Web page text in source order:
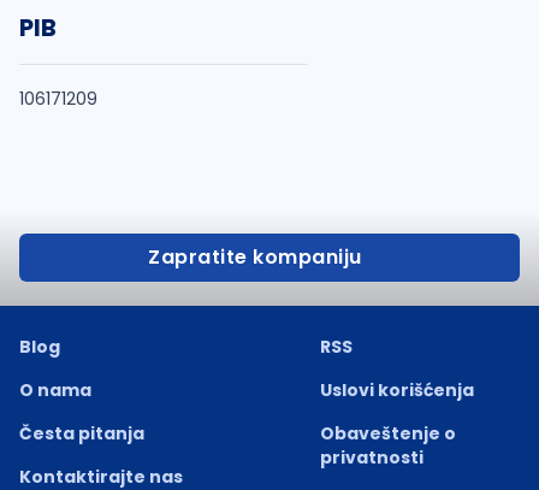
PIB
106171209
Zapratite kompaniju
Blog
O nama
Česta pitanja
Kontaktirajte nas
RSS
Uslovi korišćenja
Obaveštenje o
privatnosti